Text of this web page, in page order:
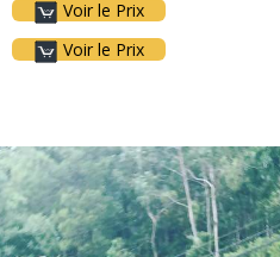
Voir le Prix
Voir le Prix